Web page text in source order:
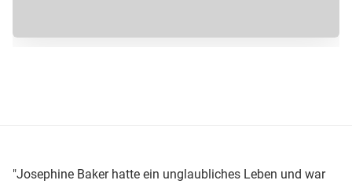
"Josephine Baker hatte ein unglaubliches Leben und war